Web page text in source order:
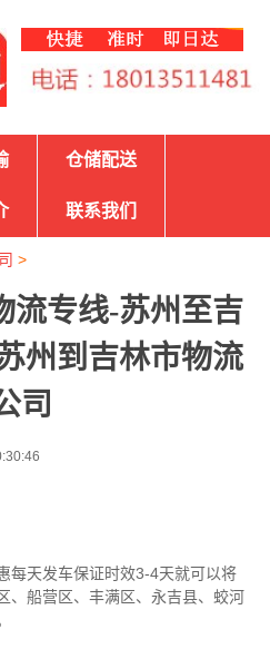
仓储配送
联系我们
>
流专线-苏州至吉
州到吉林市物流
司
每天发车保证时效3-4天就可以将
、船营区、丰满区、永吉县、蛟河